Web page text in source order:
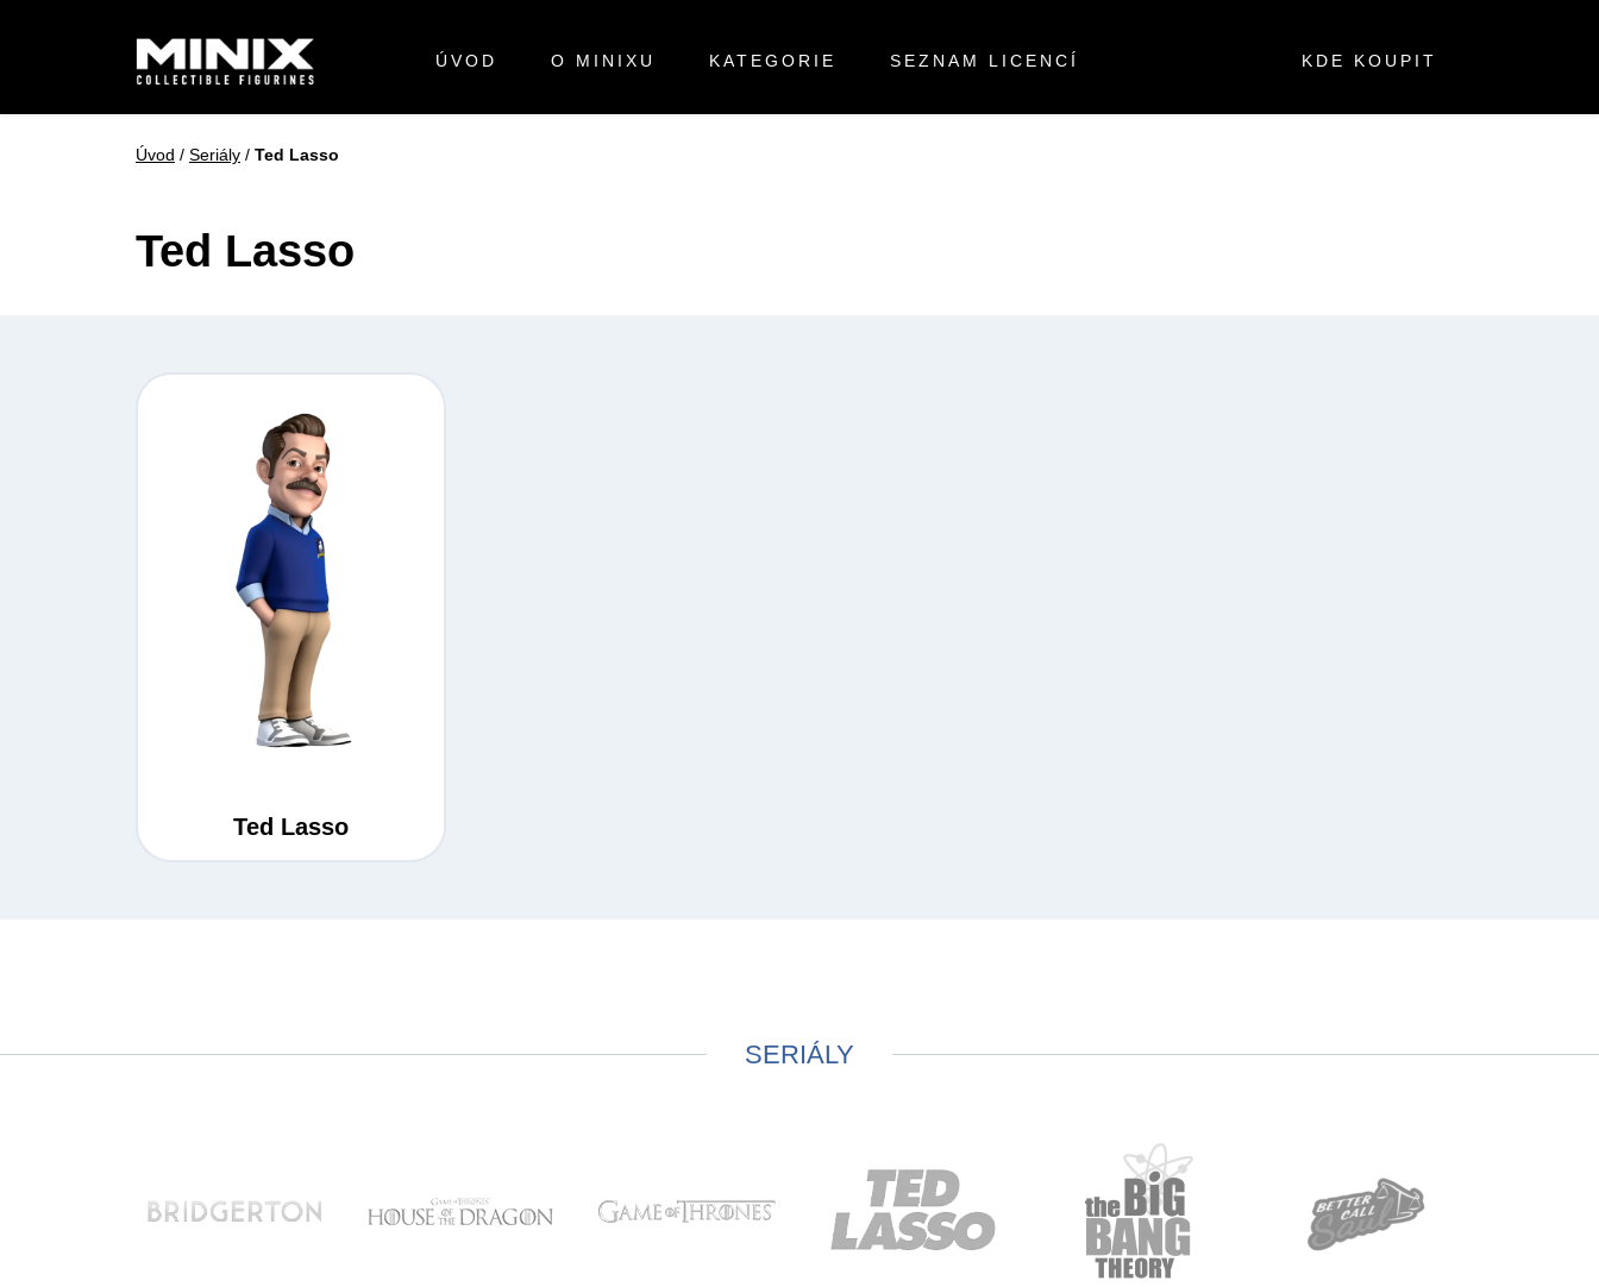
ÚVOD O MINIXU KATEGORIE SEZNAM LICENCÍ KDE KOUPIT
Úvod / Seriály / Ted Lasso
Ted Lasso
Ted Lasso
SERIÁLY